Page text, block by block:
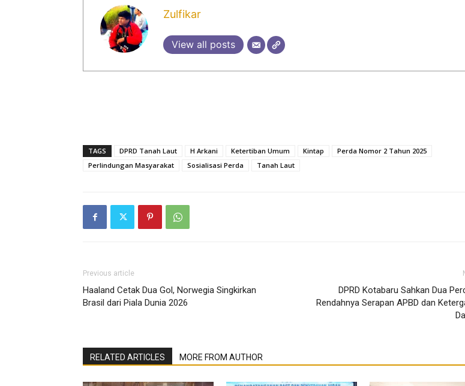
Zulfikar
View all posts
TAGS DPRD Tanah Laut H Arkani Ketertiban Umum Kintap
Perda Nomor 2 Tahun 2025
Perlindungan Masyarakat
Sosialisasi Perda Tanah Laut
Previous article
Haaland Cetak Dua Gol, Norwegia Singkirkan
Brasil dari Piala Dunia 2026
DPRD Kotabaru Sahkan Dua
Rendahnya Serapan APBD dan
RELATED ARTICLES MORE FROM AUTHOR